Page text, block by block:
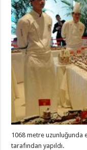
1068 metre uzunluğunda
tarafından yapıldı.